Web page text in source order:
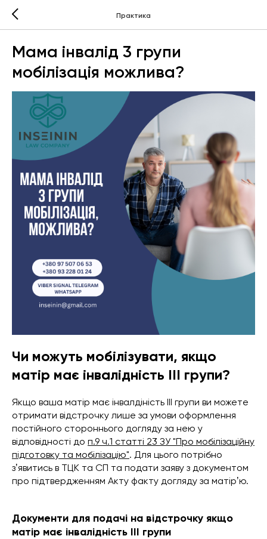
Практика
Мама інвалід 3 групи
мобілізація можлива?
Чи можуть мобілізувати, якщо
матір має інвалідність III групи?
Якщо ваша матір має інвалдіність ІІІ групи ви можете
отримати відстрочку лише за умови оформлення
постійного стороннього догляду за нею у
відповідності до п.9 ч.1 статті 23 ЗУ "Про мобілізаційну
підготовку та мобілізацію". Для цього потрібно
зʼявитись в ТЦК та СП та подати заяву з документом
про підтвердженням Акту факту догляду за матірʼю.
Документи для подачі на відстрочку якщо
матір має інвалідність III групи